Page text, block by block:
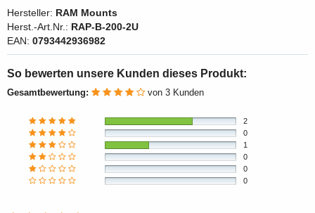
Hersteller: RAM Mounts
Herst.-Art.Nr.: RAP-B-200-2U
EAN: 0793442936982
So bewerten unsere Kunden dieses Produkt:
Gesamtbewertung: von 3 Kunden
2
0
1
0
0
0